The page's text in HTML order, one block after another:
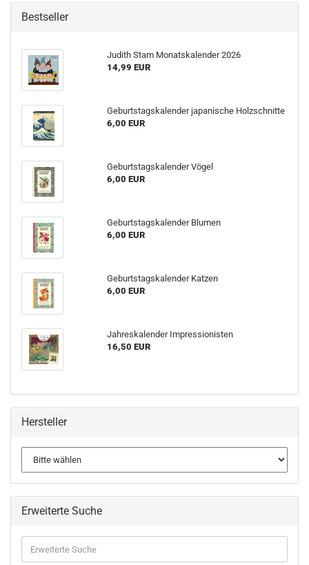
Bestseller
Judith Stam Monatskalender 2026
14,99 EUR
Geburtstagskalender japanische Holzschnitte
6,00 EUR
Geburtstagskalender Vögel
6,00 EUR
Geburtstagskalender Blumen
6,00 EUR
Geburtstagskalender Katzen
6,00 EUR
Jahreskalender Impressionisten
16,50 EUR
Hersteller
Erweiterte Suche
Suche